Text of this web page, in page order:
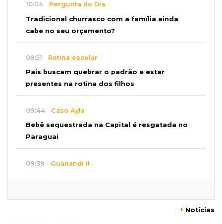
10:04 Pergunta do Dia
Tradicional churrasco com a família ainda
cabe no seu orçamento?
09:51 Rotina escolar
Pais buscam quebrar o padrão e estar
presentes na rotina dos filhos
09:44 Caso Ayla
Bebê sequestrada na Capital é resgatada no
Paraguai
09:39 Guanandi II
+ Notícias